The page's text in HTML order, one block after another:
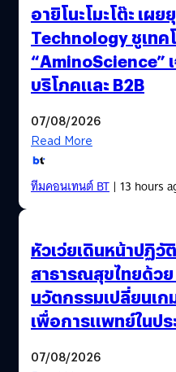
อายิโนะโมะโต๊ะ เผ
Technology ชูเทค
“AminoScience”
บริโภคและ B2B
07/08/2026
Read More
ทีมคอนเทนต์ BT| 13 hours
หัวเว่ยเดินหน้าปฏิวั
สาธารณสุขไทยด้วย
นวัตกรรมเปลี่ยนเก
เพื่อการแพทย์ในปร
07/08/2026